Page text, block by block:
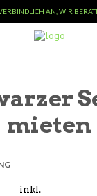
AN, WIR
mieten
inkl.